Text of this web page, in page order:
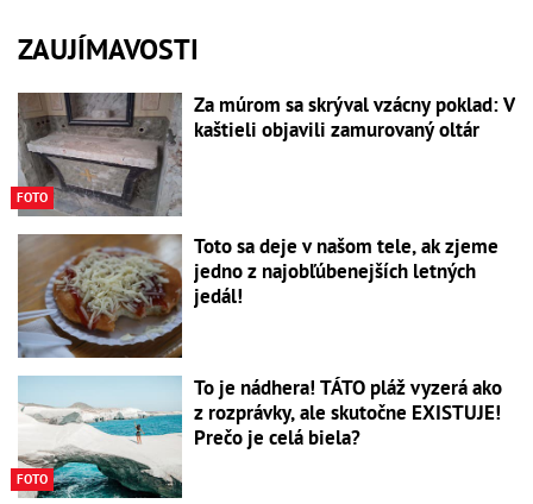
ZAUJÍMAVOSTI
FOTO
Za múrom sa skrýval vzácny poklad: V
kaštieli objavili zamurovaný oltár
Toto sa deje v našom tele, ak zjeme
jedno z najobľúbenejších letných
jedál!
FOTO
To je nádhera! TÁTO pláž vyzerá ako
z rozprávky, ale skutočne EXISTUJE!
Prečo je celá biela?